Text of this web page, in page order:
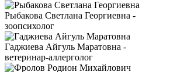
Рыбакова Светлана Георгиевна -
зоопсихолог
Гаджиева Айгуль Маратовна -
ветеринар-аллерголог